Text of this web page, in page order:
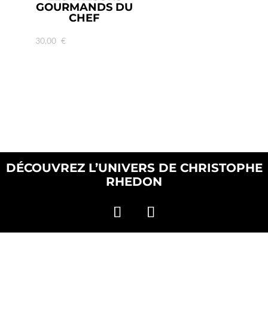
GOURMANDS DU
CHEF
30,00 €
DÉCOUVREZ L’UNIVERS DE CHRISTOPHE
RHEDON